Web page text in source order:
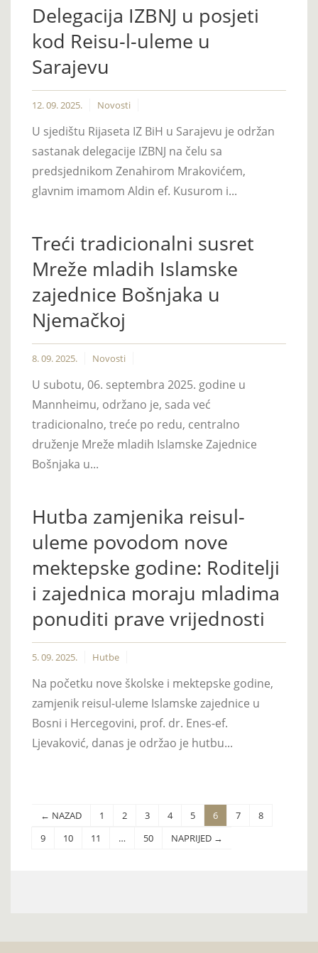
Delegacija IZBNJ u posjeti
kod Reisu-l-uleme u
Sarajevu
12. 09. 2025. Novosti
U sjedištu Rijaseta IZ BiH u Sarajevu je održan
sastanak delegacije IZBNJ na čelu sa
predsjednikom Zenahirom Mrakovićem,
glavnim imamom Aldin ef. Kusurom i...
Treći tradicionalni susret
Mreže mladih Islamske
zajednice Bošnjaka u
Njemačkoj
8. 09. 2025. Novosti
U subotu, 06. septembra 2025. godine u
Mannheimu, održano je, sada već
tradicionalno, treće po redu, centralno
druženje Mreže mladih Islamske Zajednice
Bošnjaka u...
Hutba zamjenika reisul-
uleme povodom nove
mektepske godine: Roditelji
i zajednica moraju mladima
ponuditi prave vrijednosti
5. 09. 2025. Hutbe
Na početku nove školske i mektepske godine,
zamjenik reisul-uleme Islamske zajednice u
Bosni i Hercegovini, prof. dr. Enes-ef.
Ljevaković, danas je održao je hutbu...
← NAZAD 1 2 3 4 5 6 7
8
9
10 11 … 50 NAPRIJED →